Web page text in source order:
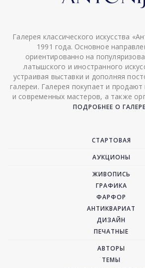
Галерея классического искусства
1991 года. Основное
ориентированно на
латышского и иностранного
устраивая выставки и дополняя
галереи. Галерея покупает и
и современных мастеров, а также
ПОДРОБНЕЕ О
СТАРТОВАЯ
АУКЦИОНЫ
ЖИВОПИСЬ
ГРАФИКА
ФАРФОР
АНТИКВАРИАТ
ДИЗАЙН
ПЕЧАТНЫЕ
АВТОРЫ
ТЕМЫ